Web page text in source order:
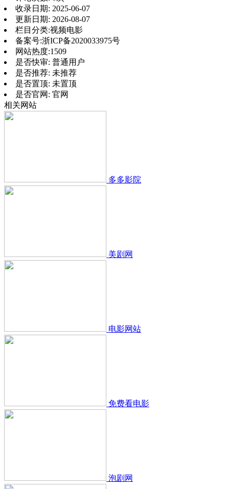
收录日期: 2025-06-07
更新日期: 2026-08-07
栏目分类:视频电影
备案号:浙ICP备2020033975号
网站热度:1509
是否快审: 普通用户
是否推荐: 未推荐
是否置顶: 未置顶
是否官网: 官网
相关网站
多多影院
美剧网
电影网站
免费看电影
泡剧网